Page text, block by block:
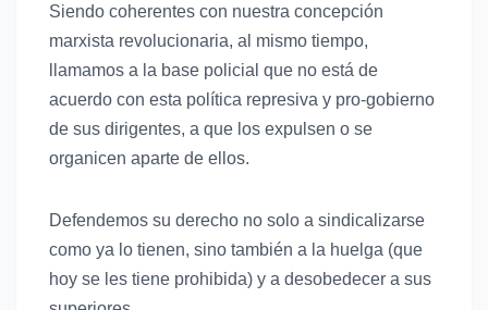
Siendo coherentes con nuestra concepción
marxista revolucionaria, al mismo tiempo,
llamamos a la base policial que no está de
acuerdo con esta política represiva y pro-gobierno
de sus dirigentes, a que los expulsen o se
organicen aparte de ellos.
Defendemos su derecho no solo a sindicalizarse
como ya lo tienen, sino también a la huelga (que
hoy se les tiene prohibida) y a desobedecer a sus